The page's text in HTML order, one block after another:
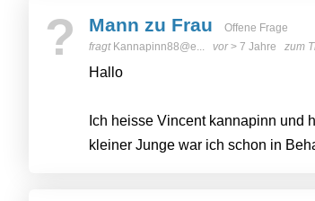
? Mann zu Frau
Offene Frage
fragt Kannapinn88@e... vor> 7 Jahre zum
Hallo
Ich heisse Vincent kannapinn und
kleiner Junge war ich schon in